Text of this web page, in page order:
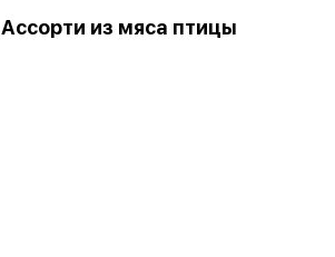
Ассорти из мяса птицы